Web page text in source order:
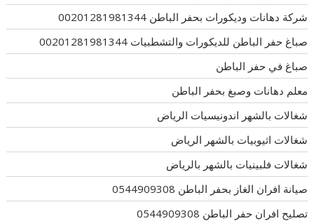
شركة دهانات وديكورات بحفر الباطن 00201281981344
صباغ حفر الباطن للديكورات والتشطبيات 00201281981344
صباغ في حفر الباطن
معلم دهانات وصبغ بحفر الباطن
شغالات بالشهر اندونيسيات الرياض
شغالات اثيوبيات بالشهر الرياض
شغالات فلبينيات بالشهر بالرياض
صيانة افران الغاز بحفر الباطن 0544909308
تصليح افران حفر الباطن 0544909308